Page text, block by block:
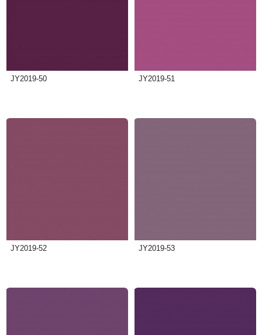
JY2019-50 JY2019-51
JY2019-52 JY2019-53